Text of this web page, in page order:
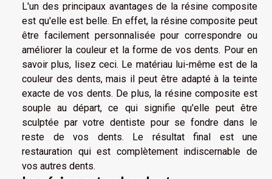
L'un des principaux avantages de la résine composite
est qu'elle est belle. En effet, la résine composite peut
être facilement personnalisée pour correspondre ou
améliorer la couleur et la forme de vos dents. Pour en
savoir plus, lisez ceci. Le matériau lui-même est de la
couleur des dents, mais il peut être adapté à la teinte
exacte de vos dents. De plus, la résine composite est
souple au départ, ce qui signifie qu'elle peut être
sculptée par votre dentiste pour se fondre dans le
reste de vos dents. Le résultat final est une
restauration qui est complètement indiscernable de
vos autres dents.